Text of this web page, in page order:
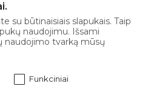
I-V 08:00 - 17:00
pasiūlymus pirmi!
su būtinaisiais slapukais. Taip
naudojimu. Išsami
naudojimo tvarką mūsų
Funkciniai